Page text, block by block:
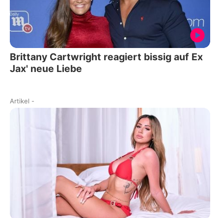
Brittany Cartwright reagiert bissig auf Ex
Jax' neue Liebe
Artikel -